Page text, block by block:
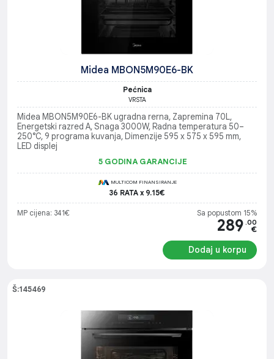
Midea MBON5M90E6-BK
Pećnica
VRSTA
Midea MBON5M90E6-BK ugradna rerna, Zapremina 70L,
Energetski razred A, Snaga 3000W, Radna temperatura 50–
250°C, 9 programa kuvanja, Dimenzije 595 x 575 x 595 mm,
LED displej
5 GODINA GARANCIJE
MULTICOM FINANSIRANJE
36 RATA x 9.15€
MP cijena: 341€ Sa popustom 15%
289 .00
€
Dodaj u korpu
Š:145469